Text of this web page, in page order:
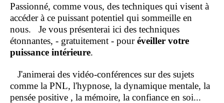
Passionné, comme vous, des techniques qui visent à
accéder à ce puissant potentiel qui sommeille en
nous. Je vous présenterai ici des techniques
étonnantes, - gratuitement - pouréveiller votre
puissance intérieure.
J'animerai des vidéo-conférences sur des sujets
comme la PNL, l'hypnose, la dynamique mentale, la
pensée positive , la mémoire, la confiance en soi...